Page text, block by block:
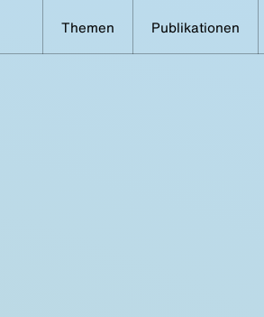
Themen Publikationen